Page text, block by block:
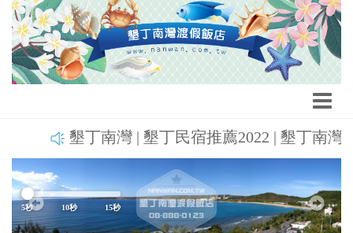
墾丁南灣 | 墾丁民宿推薦2022 | 墾丁南灣
5秒 10秒 15秒
Previous Next